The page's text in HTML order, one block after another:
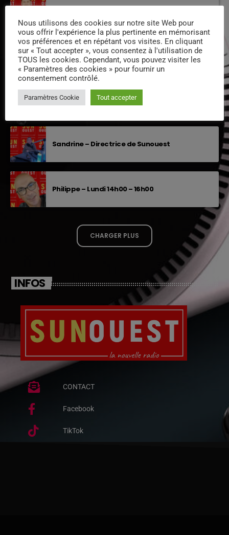
Stéphanie – Animatrice-Réalisatrice
Sébastien – animateur
Sandrine – Directrice de Sunouest
Philippe – Lundi 14h00 – 16h00
CHARGER PLUS
INFOS
CONTACT
Facebook
TikTok
Nous utilisons des cookies sur notre site Web pour
vous offrir l'expérience la plus pertinente en mémorisant
vos préférences et en répétant vos visites. En cliquant
sur « Tout accepter », vous consentez à l'utilisation de
TOUS les cookies. Cependant, vous pouvez visiter les
« Paramètres des cookies » pour fournir un
consentement contrôlé.
Paramètres Cookie Tout accepter